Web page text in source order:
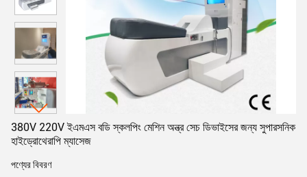
380V 220V ইএমএস বডি স্কলপিং মেশিন অন্ত্র সেচ ডিভাইসের জন্য সুপারসনিক
হাইড্রোথেরাপি ম্যাসেজ
পণ্যের বিবরণ